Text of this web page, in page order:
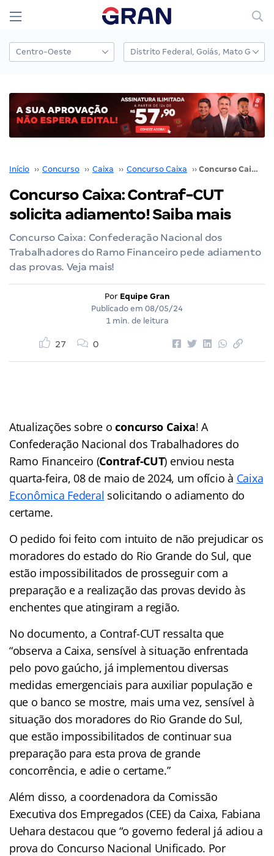
Início ›› Concurso ›› Caixa ›› Concurso Caixa ›› Concurso Caixa: Contraf-CUT solicita adiamento! Saiba mais
Concurso Caixa: Contraf-CUT
solicita adiamento! Saiba mais
Concurso Caixa: Confederação Nacional dos
Trabalhadores do Ramo Financeiro pede adiamento
das provas. Veja mais!
Por Equipe Gran
Publicado em 08/05/24
1 min. de leitura
27 0
Atualizações sobre oconcurso Caixa! A
Confederação Nacional dos Trabalhadores do
Ramo Financeiro (Contraf-CUT) enviou nesta
quarta-feira, 08 de maio de 2024, um ofício à Caixa
Econômica Federal solicitando o adiamento do
certame.
O pedido foi feito com intuito de não prejudicar os
moradores do estado do Rio Grande do Sul, que
estão impossibilitados de prosseguir com a
preparação e a realização das provas devido às
enchentes que atingiram a região.
No documento, a Contraf-CUT ressalta que
“observa a Caixa, sensível à situação enfrentada
pelo povo gaúcho, já implementou diversas
medidas emergenciais para auxiliar população e
que o banco se mostre, mais uma vez, sensível à
situação dos moradores do Rio Grande do Sul,
que estão impossibilitados de continuar sua
preparação para esta prova de grande
concorrência, e adie o certame.”
Além disso, a coordenadora da Comissão
Executiva dos Empregados (CEE) da Caixa, Fabiana
Uehara destacou que “o governo federal já adiou a
prova do Concurso Nacional Unificado. Por